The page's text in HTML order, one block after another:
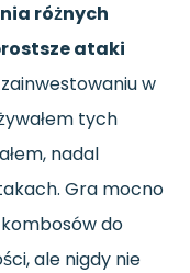
różnych
ataki
w
tych
nadal
Gra mocno
do
ale nigdy nie